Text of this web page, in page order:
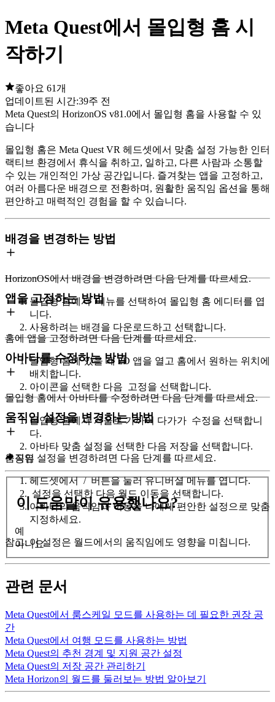
Meta Quest에서 몰입형 홈 시
작하기
좋아요 61개
업데이트된 시간:39주 전
Meta Quest의 HorizonOS v81.0에서 몰입형 홈을 사용할 수 있
습니다
몰입형 홈은 Meta Quest VR 헤드셋에서 맞춤 설정 가능한 인터
랙티브 환경에서 휴식을 취하고, 일하고, 다른 사람과 소통할
수 있는 개인적인 가상 공간입니다. 즐겨찾는 앱을 고정하고,
여러 아름다운 배경으로 전환하며, 원활한 움직임 옵션을 통해
편안하고 매력적인 경험을 할 수 있습니다.
배경을 변경하는 방법
HorizonOS에서 배경을 변경하려면 다음 단계를 따르세요.
몰입형 홈에서 메뉴를 선택하여 몰입형 홈 에디터를 엽
니다.
사용하려는 배경을 다운로드하고 선택합니다.
앱을 고정하는 방법
홈에 앱을 고정하려면 다음 단계를 따르세요.
몰입형 홈에 있을 때 2D 앱을 열고 홈에서 원하는 위치에
배치합니다.
아이콘을 선택한 다음
고정을 선택합니다.
아바타를 수정하는 방법
몰입형 홈에서 아바타를 수정하려면 다음 단계를 따르세요.
몰입형 홈에서 거울로 가까이 다가가 수정을 선택합니
다.
아바타 맞춤 설정을 선택한 다음 저장을 선택합니다.
움직임 설정을 변경하는 방법
움직임 설정을 변경하려면 다음 단계를 따르세요.
헤드셋에서/버튼을 눌러 유니버셜 메뉴를 엽니다.
설정을 선택한 다음 월드 이동을 선택합니다.
아바타의 움직임과 이동을 나에게 편안한 설정으로 맞춤
지정하세요.
참고: 이 설정은 월드에서의 움직임에도 영향을 미칩니다.
공유
이 도움말이 유용했나요?
예
아니요
관련 문서
Meta Quest에서 룸스케일 모드를 사용하는 데 필요한 권장 공
간
Meta Quest에서 여행 모드를 사용하는 방법
Meta Quest의 추천 경계 및 지원 공간 설정
Meta Quest의 저장 공간 관리하기
Meta Horizon의 월드를 둘러보는 방법 알아보기